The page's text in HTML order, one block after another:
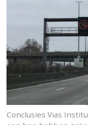
Conclusies Vias